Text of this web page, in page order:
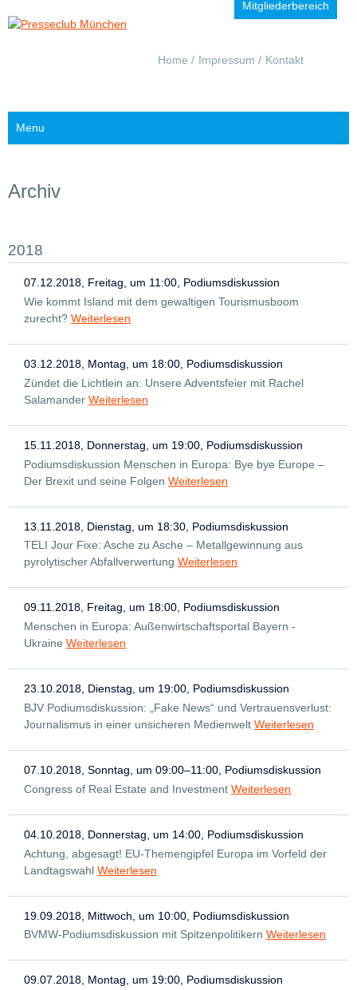
Mitgliederbereich
Navigation
Home Impressum Kontakt
Menu
Archiv
2018
07.12.2018, Freitag, um 11:00, Podiumsdiskussion
Wie kommt Island mit dem gewaltigen Tourismusboom
zurecht? Weiterlesen
03.12.2018, Montag, um 18:00, Podiumsdiskussion
Zündet die Lichtlein an: Unsere Adventsfeier mit Rachel
Salamander Weiterlesen
15.11.2018, Donnerstag, um 19:00, Podiumsdiskussion
Podiumsdiskussion Menschen in Europa: Bye bye Europe –
Der Brexit und seine Folgen Weiterlesen
13.11.2018, Dienstag, um 18:30, Podiumsdiskussion
TELI Jour Fixe: Asche zu Asche – Metallgewinnung aus
pyrolytischer Abfallverwertung Weiterlesen
09.11.2018, Freitag, um 18:00, Podiumsdiskussion
Menschen in Europa: Außenwirtschaftsportal Bayern -
Ukraine Weiterlesen
23.10.2018, Dienstag, um 19:00, Podiumsdiskussion
BJV Podiumsdiskussion: „Fake News“ und Vertrauensverlust:
Journalismus in einer unsicheren Medienwelt Weiterlesen
07.10.2018, Sonntag, um 09:00–11:00, Podiumsdiskussion
Congress of Real Estate and Investment Weiterlesen
04.10.2018, Donnerstag, um 14:00, Podiumsdiskussion
Achtung, abgesagt! EU-Themengipfel Europa im Vorfeld der
Landtagswahl Weiterlesen
19.09.2018, Mittwoch, um 10:00, Podiumsdiskussion
BVMW-Podiumsdiskussion mit Spitzenpolitikern Weiterlesen
09.07.2018, Montag, um 19:00, Podiumsdiskussion